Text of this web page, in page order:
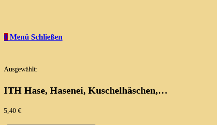
0 Menü Schließen
Ausgewählt:
ITH Hase, Hasenei, Kuschelhäschen,…
5,40 €